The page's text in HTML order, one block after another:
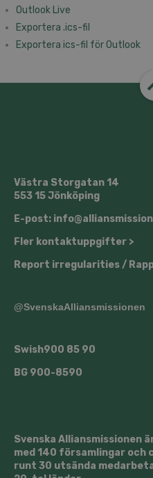
Outlook Live
Exportera .ics-fil
Exportera ics-fil för Outlook
Västra Storgatan 14
553 15 Jönköping
E-post:
Fler kontaktuppgifter >
Report irregularities /
@SvenskaAlliansmissionen
Swish900 85 90
BG 900-8590
Svenska
med 140 församlingar och
runt 30 utsända